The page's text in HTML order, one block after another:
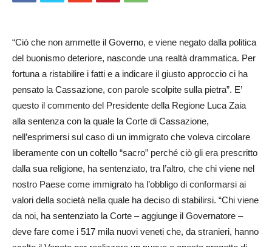
“Ciò che non ammette il Governo, e viene negato dalla politica
del buonismo deteriore, nasconde una realtà drammatica. Per
fortuna a ristabilire i fatti e a indicare il giusto approccio ci ha
pensato la Cassazione, con parole scolpite sulla pietra”. E’
questo il commento del Presidente della Regione Luca Zaia
alla sentenza con la quale la Corte di Cassazione,
nell’esprimersi sul caso di un immigrato che voleva circolare
liberamente con un coltello “sacro” perché ciò gli era prescritto
dalla sua religione, ha sentenziato, tra l’altro, che chi viene nel
nostro Paese come immigrato ha l’obbligo di conformarsi ai
valori della società nella quale ha deciso di stabilirsi. “Chi viene
da noi, ha sentenziato la Corte – aggiunge il Governatore –
deve fare come i 517 mila nuovi veneti che, da stranieri, hanno